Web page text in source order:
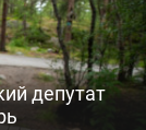
депутат